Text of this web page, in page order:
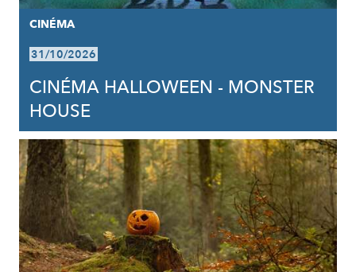
CINÉMA
31/10/2026
CINÉMA HALLOWEEN - MONSTER
HOUSE